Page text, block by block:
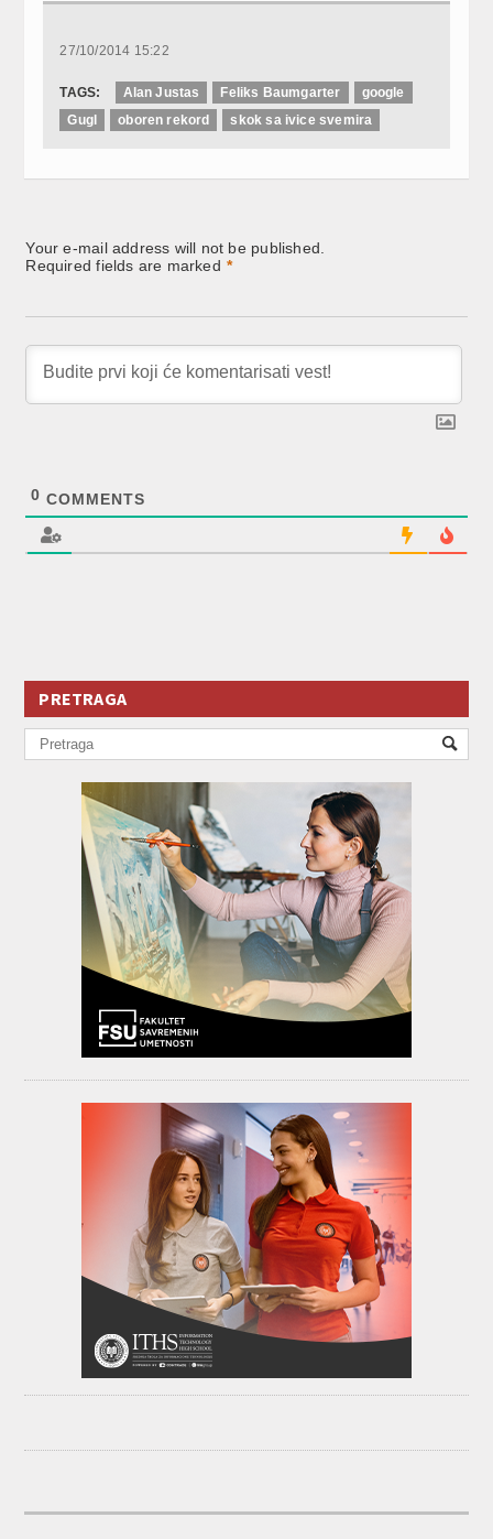
27/10/2014 15:22
TAGS: Alan Justas Feliks Baumgarter
google
Gugl
oboren rekord skok sa ivice svemira
Your e-mail address will not be published.
Required fields are marked *
0 COMMENTS
PRETRAGA